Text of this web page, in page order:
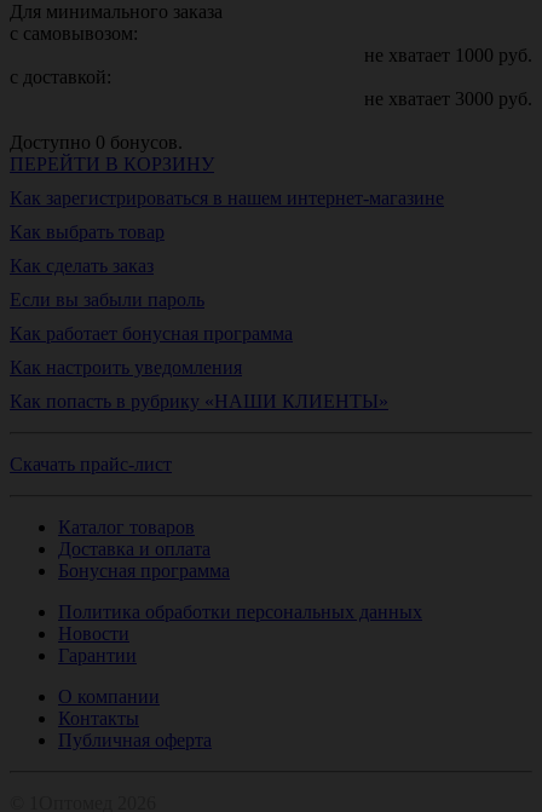
Для минимального заказа
с самовывозом:
не хватает 1000 руб.
с доставкой:
не хватает 3000 руб.
Доступно 0 бонусов.
ПЕРЕЙТИ В КОРЗИНУ
Как зарегистрироваться в нашем интернет-магазине
Как выбрать товар
Как сделать заказ
Если вы забыли пароль
Как работает бонусная программа
Как настроить уведомления
Как попасть в рубрику «НАШИ КЛИЕНТЫ»
Скачать прайс-лист
Каталог товаров
Доставка и оплата
Бонусная программа
Политика обработки персональных данных
Новости
Гарантии
О компании
Контакты
Публичная оферта